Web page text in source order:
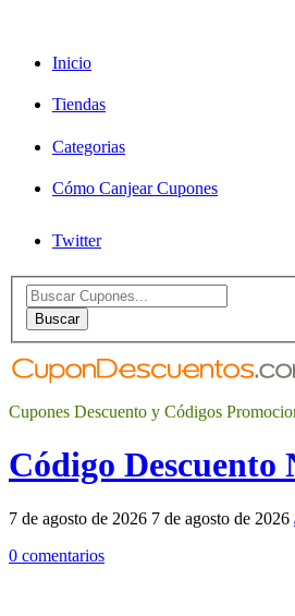
Inicio
Tiendas
Categorias
Cómo Canjear Cupones
Twitter
Search
for:Buscar
Cupones Descuento y Códigos
Código Descuento
7 de agosto de 2026 7 de agosto de 2026
0 comentarios